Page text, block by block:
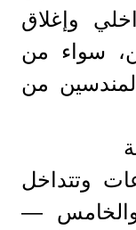
وإغلاق
سواء من
من
وتتداخل
والخامس —